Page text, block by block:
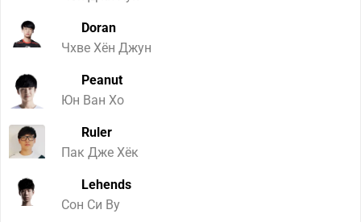
Doran
Чхве Хён Джун
Peanut
Юн Ван Хо
Ruler
Пак Дже Хёк
Lehends
Сон Си Ву